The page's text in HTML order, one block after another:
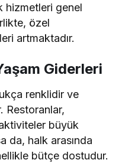
hizmetleri genel
özel
artmaktadır.
Giderleri
renklidir ve
Restoranlar,
büyük
da, halk arasında
bütçe dostudur.